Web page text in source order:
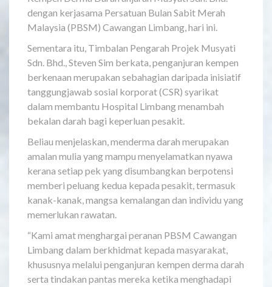
dengan kerjasama Persatuan Bulan Sabit Merah
Malaysia (PBSM) Cawangan Limbang, hari ini.
Sementara itu, Timbalan Pengarah Projek Musyati
Sdn. Bhd., Steven Sim berkata, penganjuran kempen
berkenaan merupakan sebahagian daripada inisiatif
tanggungjawab sosial korporat (CSR) syarikat
dalam membantu Hospital Limbang menambah
bekalan darah bagi keperluan pesakit.
Beliau menjelaskan, menderma darah merupakan
amalan mulia yang mampu menyelamatkan nyawa
kerana setiap pek yang disumbangkan berpotensi
memberi peluang kedua kepada pesakit, termasuk
kanak-kanak, mangsa kemalangan dan individu yang
memerlukan rawatan.
“Kami amat menghargai peranan PBSM Cawangan
Limbang dalam berkhidmat kepada masyarakat,
khususnya melalui penganjuran kempen derma darah
serta tindakan pantas mereka ketika menghadapi